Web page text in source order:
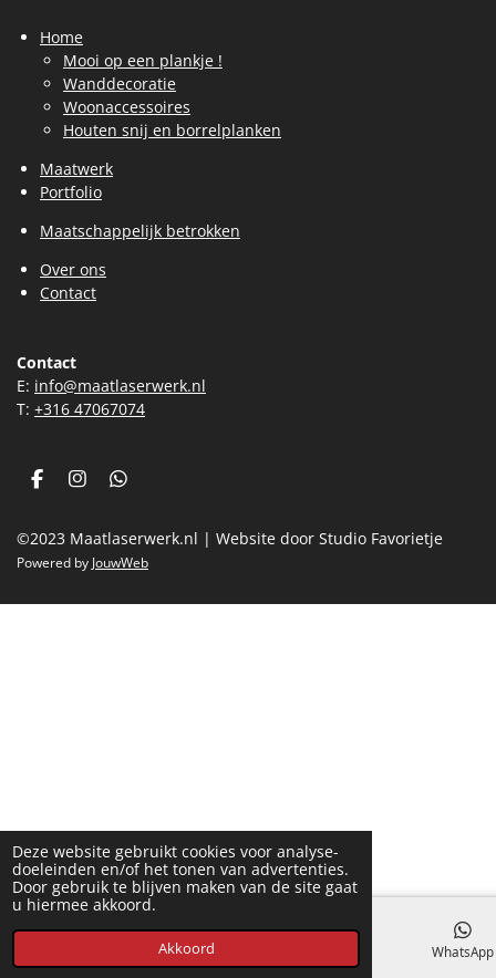
Deze website gebruikt cookies voor analyse-
doeleinden en/of het tonen van advertenties.
Door gebruik te blijven maken van de site gaat
u hiermee akkoord.
Akkoord
Home
Mooi op een plankje !
Wanddecoratie
Woonaccessoires
Houten snij en borrelplanken
Maatwerk
Portfolio
Maatschappelijk betrokken
Over ons
Contact
Contact
E: info@maatlaserwerk.nl
T: +316 47067074
F
e
b
o
k
I
t
a
g
a
W
t
s
A
p
©2023 Maatlaserwerk.nl | Website door Studio Favorietje
Powered by JouwWeb
WhatsApp